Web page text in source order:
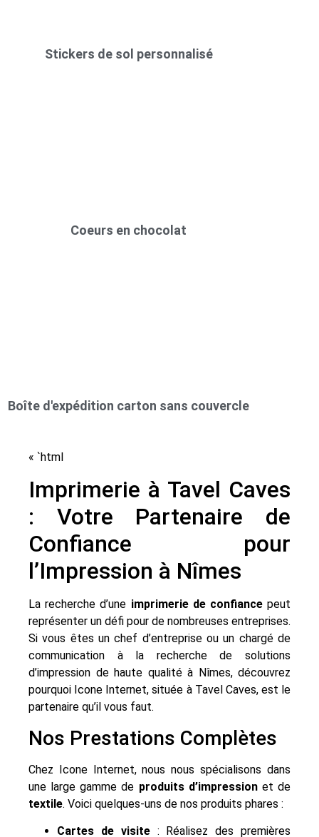
Stickers de sol personnalisé
Coeurs en chocolat
Boîte d'expédition carton sans couvercle
« `html
Imprimerie à Tavel Caves
: Votre Partenaire de
Confiance pour
l’Impression à Nîmes
La recherche d’une imprimerie de confiancepeut
représenter un défi pour de nombreuses entreprises.
Si vous êtes un chef d’entreprise ou un chargé de
communication à la recherche de solutions
d’impression de haute qualité à Nîmes, découvrez
pourquoi Icone Internet, située à Tavel Caves, est le
partenaire qu’il vous faut.
Nos Prestations Complètes
Chez Icone Internet, nous nous spécialisons dans
une large gamme de produits d’impressionet de
textile. Voici quelques-uns de nos produits phares :
Cartes de visite: Réalisez des premières